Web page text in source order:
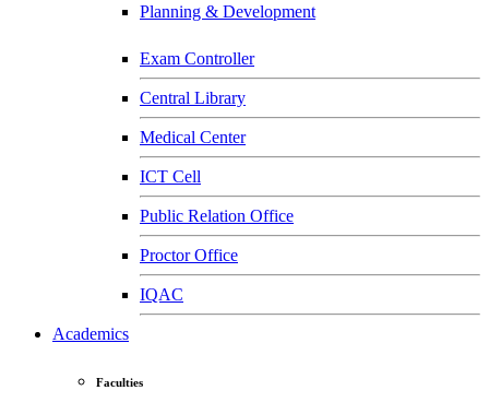
Planning & Development
Exam Controller
Central Library
Medical Center
ICT Cell
Public Relation Office
Proctor Office
IQAC
Academics
Faculties